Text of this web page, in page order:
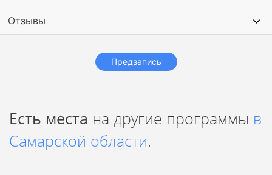
Отзывы
Предзапись
Есть места на другие программы в
Самарской области.